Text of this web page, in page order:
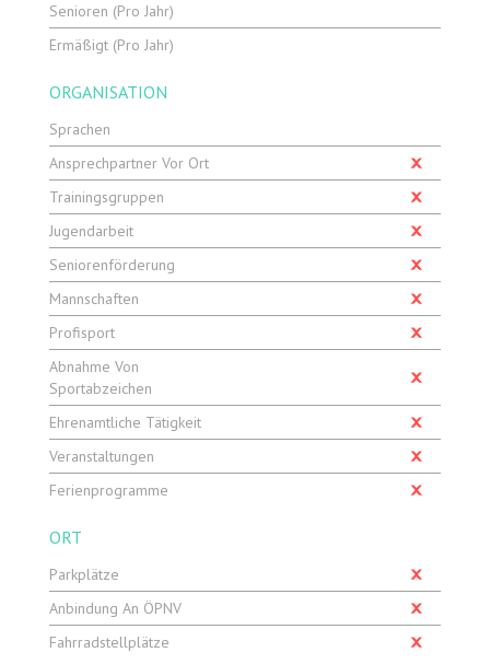
Senioren (pro Jahr)
Ermäßigt (pro Jahr)
ORGANISATION
Sprachen
Ansprechpartner Vor Ort
Trainingsgruppen
Jugendarbeit
Seniorenförderung
Mannschaften
Profisport
Abnahme Von
Sportabzeichen
Ehrenamtliche Tätigkeit
Veranstaltungen
Ferienprogramme
ORT
Parkplätze
Anbindung An ÖPNV
Fahrradstellplätze